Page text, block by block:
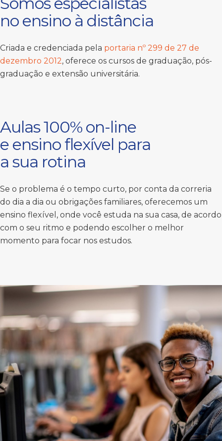
no ensino à distância
Criada e credenciada pela portaria nº 299 de 27 de
dezembro 2012, oferece os cursos de graduação, pós-
graduação e extensão universitária.
Aulas 100% on-line
e ensino flexível para
a sua rotina
Se o problema é o tempo curto, por conta da correria
do dia a dia ou obrigações familiares, oferecemos um
ensino flexível, onde você estuda na sua casa, de acordo
com o seu ritmo e podendo escolher o melhor
momento para focar nos estudos.